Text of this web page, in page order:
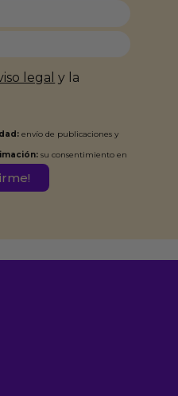
legal y la
envío de publicaciones y
su consentimiento en
Muñoz. Podrás ejercer tus